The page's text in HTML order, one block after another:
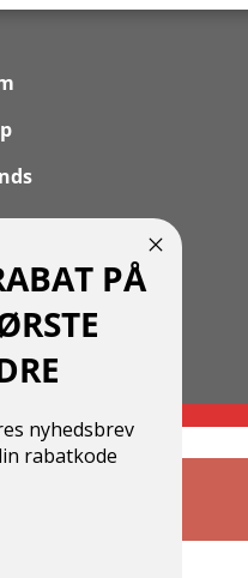
Konto
PÅ
nyhedsbrev
rabatkode